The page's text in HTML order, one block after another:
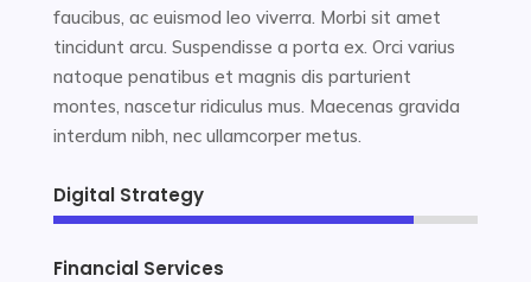
faucibus, ac euismod leo viverra. Morbi sit amet
tincidunt arcu. Suspendisse a porta ex. Orci varius
natoque penatibus et magnis dis parturient
montes, nascetur ridiculus mus. Maecenas gravida
interdum nibh, nec ullamcorper metus.
Digital Strategy
85%
85%
Financial Services